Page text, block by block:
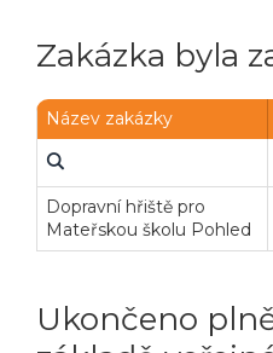
Zakázka byla
Název zakázky
Dopravní hřiště pro
Mateřskou školu Pohled
Ukončeno